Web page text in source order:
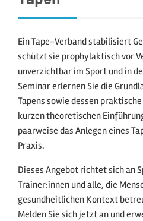
Ein Tape-Verband stabilisiert
schützt sie prophylaktisch vor
unverzichtbar im Sport und in
Seminar erlernen Sie die
Tapens sowie dessen
kurzen theoretischen
paarweise das Anlegen eines
Praxis.
Dieses Angebot richtet sich an
Trainer:innen und alle, die
gesundheitlichen Kontext
Melden Sie sich jetzt an und